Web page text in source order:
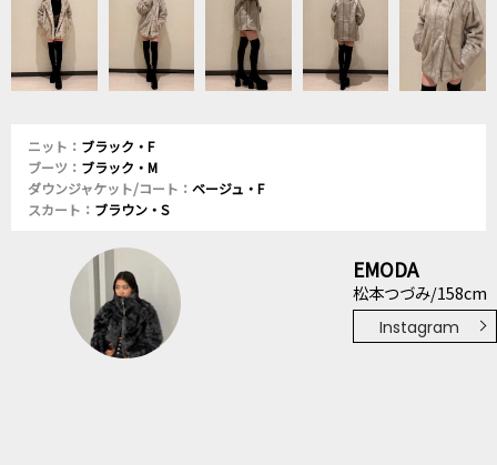
ニット： ブラック・F
ブーツ： ブラック・M
ダウンジャケット/コート： ベージュ・F
スカート： ブラウン・S
EMODA
松本つづみ/158cm
Instagram